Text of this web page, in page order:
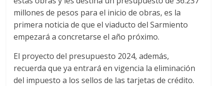
millones de pesos para el inicio de obras, es la
primera noticia de que el viaducto del Sarmiento
empezará a concretarse el año próximo.
El proyecto del presupuesto 2024, además,
recuerda que ya entrará en vigencia la eliminación
del impuesto a los sellos de las tarjetas de crédito.